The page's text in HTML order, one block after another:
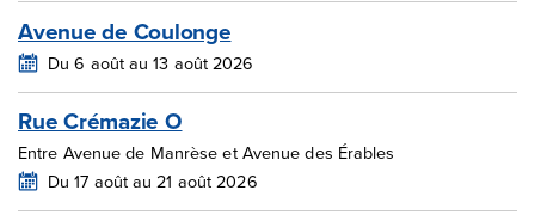
Avenue de Coulonge
Du 6 août au 13 août 2026
Rue Crémazie O
Entre Avenue de Manrèse et Avenue des Érables
Du 17 août au 21 août 2026